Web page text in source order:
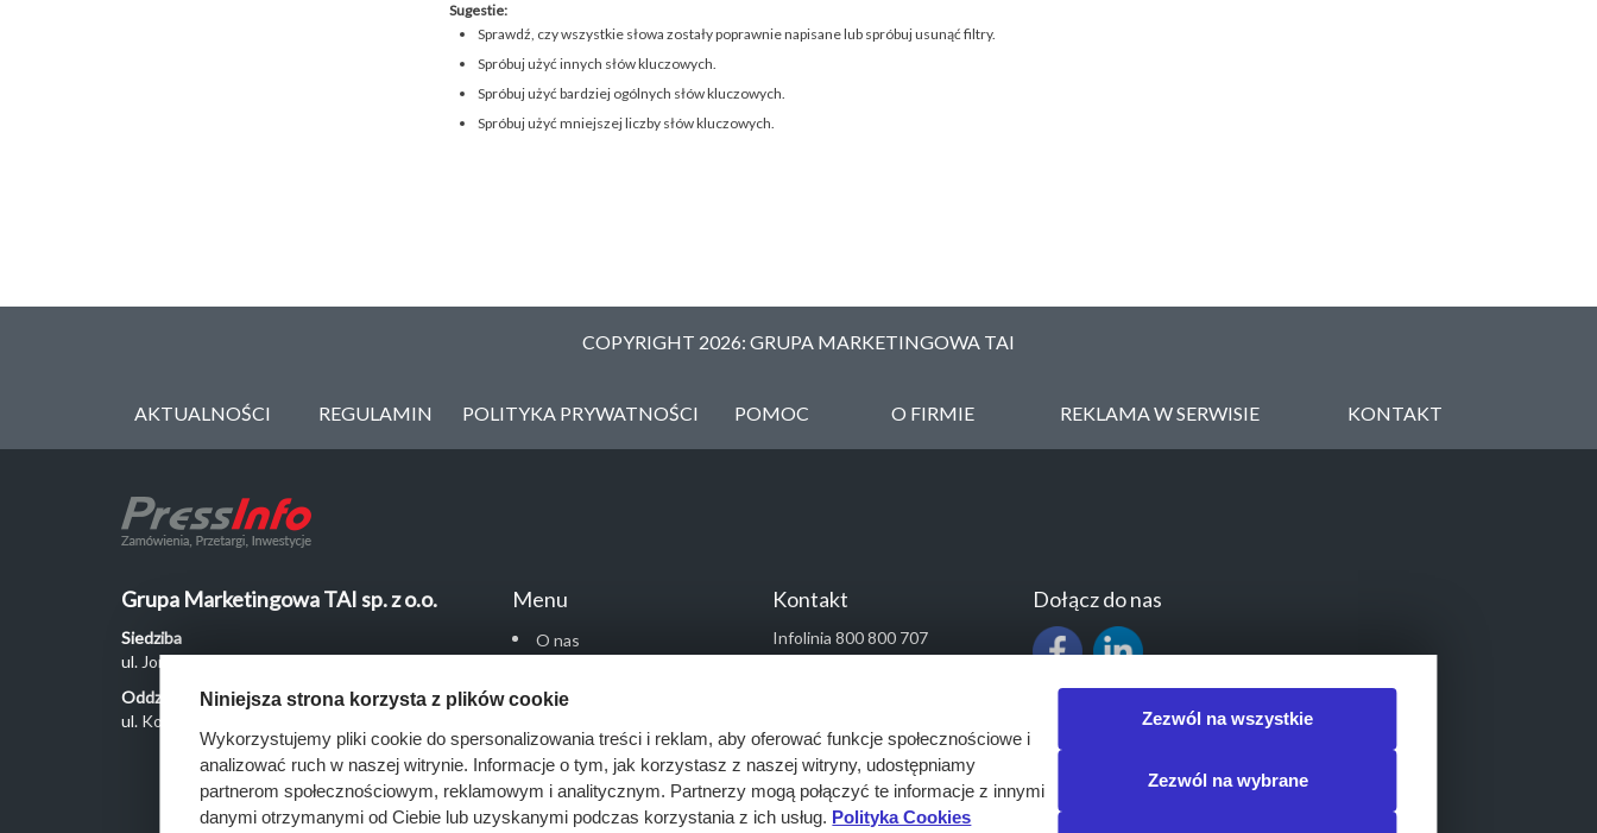
Sugestie:
Sprawdź, czy wszystkie słowa zostały poprawnie napisane lub spróbuj usunąć filtry.
Spróbuj użyć innych słów kluczowych.
Spróbuj użyć bardziej ogólnych słów kluczowych.
Spróbuj użyć mniejszej liczby słów kluczowych.
COPYRIGHT 2026: GRUPA MARKETINGOWA TAI
AKTUALNOŚCI REGULAMIN POLITYKA PRYWATNOŚCI POMOC O FIRMIE REKLAMA W SERWISIE KONTAKT
Grupa Marketingowa TAI sp. z o.o.
Siedziba
ul. Jordanowska 12, 04-204 Warszawa
Oddział Poznań
ul. Kochanowskiego 18/6, 60-846 Poznań
Menu
O nas
Monitoring przetargów
Raporty przetargowe
Ustawienia cookies
Kontakt
Kontakt
Infolinia 800 800 707
kontakt@pressinfo.pl
Dołącz do nas
Niniejsza strona korzysta z plików cookie
Wykorzystujemy pliki cookie do spersonalizowania treści i reklam, aby oferować funkcje społecznościowe i
analizować ruch w naszej witrynie. Informacje o tym, jak korzystasz z naszej witryny, udostępniamy
partnerom społecznościowym, reklamowym i analitycznym. Partnerzy mogą połączyć te informacje z innymi
danymi otrzymanymi od Ciebie lub uzyskanymi podczas korzystania z ich usług. Polityka Cookies
Zezwól na wszystkie
Zezwól na wybrane